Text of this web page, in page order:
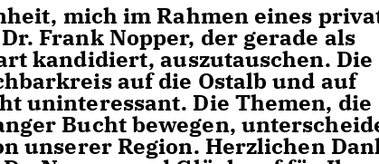
mich im Rahmen eines
Frank Nopper, der gerade als
kandidiert, auszutauschen. Die
auf die Ostalb und auf
uninteressant. Die Themen, die
Bucht bewegen,
unserer Region. Herzlichen